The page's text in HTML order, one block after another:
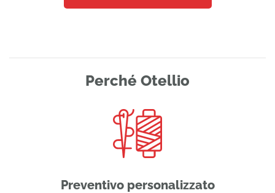
Perché Otellio
Preventivo personalizzato